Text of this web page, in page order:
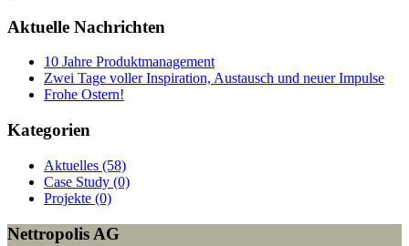
Aktuelle Nachrichten
10 Jahre Produktmanagement
Zwei Tage voller Inspiration, Austausch und neuer Impulse
Frohe Ostern!
Kategorien
Aktuelles (58)
Case Study (0)
Projekte (0)
Nettropolis AG